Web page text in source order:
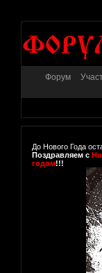
Форум
До Нового Года
Поздравляем с
годом!!!